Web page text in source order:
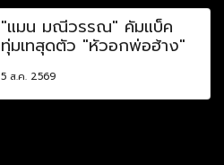
"แมน มณีวรรณ" คัมแบ็ค
ทุ่มเทสุดตัว "หัวอกพ่อฮ้าง"
5 ส.ค. 2569